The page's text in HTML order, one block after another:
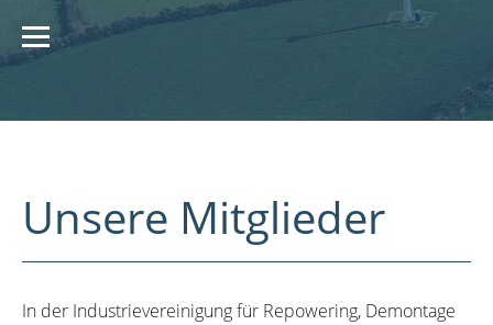
Unsere Mitglieder
In der Industrievereinigung für Repowering, Demontage